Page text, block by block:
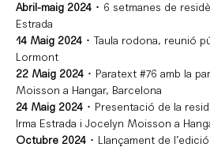
Abril-maig 2024 ･ 6 setmanes de
Estrada
14 Maig 2024 ･ Taula rodona, reunió
Lormont
22 Maig 2024 ･ Paratext #76 amb la
Moisson a Hangar, Barcelona
24 Maig 2024 ･ Presentació de la
Irma Estrada i Jocelyn Moisson a
Octubre 2024 ･ Llançament de